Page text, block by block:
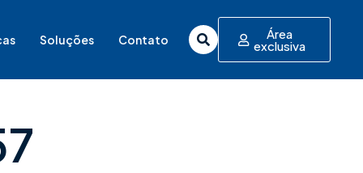
Soluções Contato Área
exclusiva